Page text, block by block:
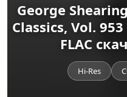
George
Classics, Vol.
FLAC
Hi-Res